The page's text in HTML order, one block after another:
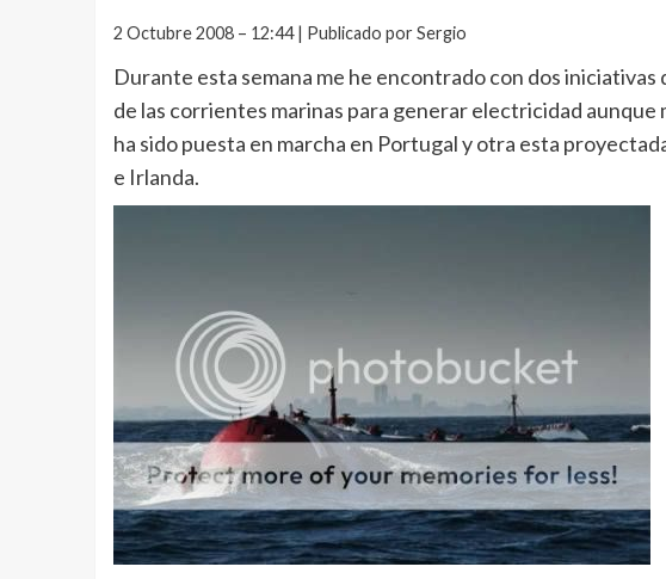
2 Octubre 2008 – 12:44 | Publicado por Sergio
Durante esta semana me he encontrado con dos
de las corrientes marinas para generar electricidad
ha sido puesta en marcha en Portugal y otra esta
e Irlanda.